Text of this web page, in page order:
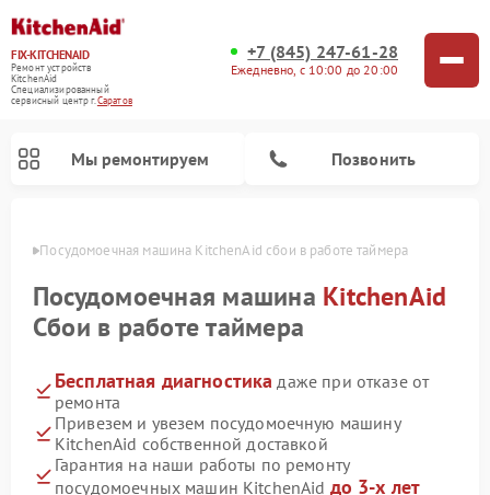
FIX-KITCHENAID
Ремонт устройств
KitchenAid
Специализированный
cервисный центр г.Саратов
+7 (845) 247-61-28
Ежедневно, с 10:00 до 20:00
Мы ремонтируем Позвонить
Посудомоечная машина KitchenAid сбои в работе таймера
Посудомоечная машина KitchenAid
Сбои в работе таймера
Бесплатная диагностика даже при отказе от
ремонта
Привезем и увезем посудомоечную машину
KitchenAid собственной доставкой
Гарантия на наши работы по ремонту
посудомоечных машин KitchenAid до 3-х лет